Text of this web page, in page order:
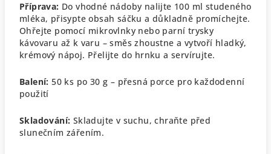
Příprava: Do vhodné nádoby nalijte 100 ml studeného
mléka, přisypte obsah sáčku a důkladně promíchejte.
Ohřejte pomocí mikrovlnky nebo parní trysky
kávovaru až k varu – směs zhoustne a vytvoří hladký,
krémový nápoj. Přelijte do hrnku a servírujte.
Balení:50 ks po 30 g – přesná porce pro každodenní
použití
Skladování: Skladujte v suchu, chraňte před
slunečním zářením.